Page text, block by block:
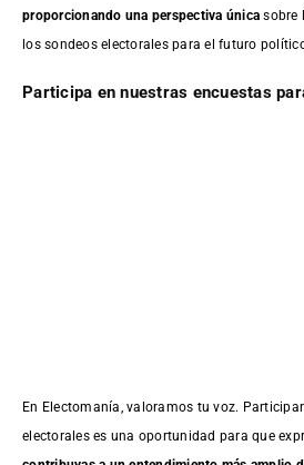
proporcionando una perspectiva única sobre
los sondeos electorales para el futuro
Participa en nuestras encuestas
En Electomanía, valoramos tu voz.
electorales es una oportunidad para que